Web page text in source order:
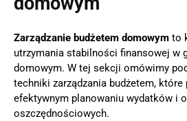
Zarządzanie budżetem domowym to
utrzymania stabilności finansowej w
domowym. W tej sekcji omówimy
techniki zarządzania budżetem, które
efektywnym planowaniu wydatków i
oszczędnościowych.